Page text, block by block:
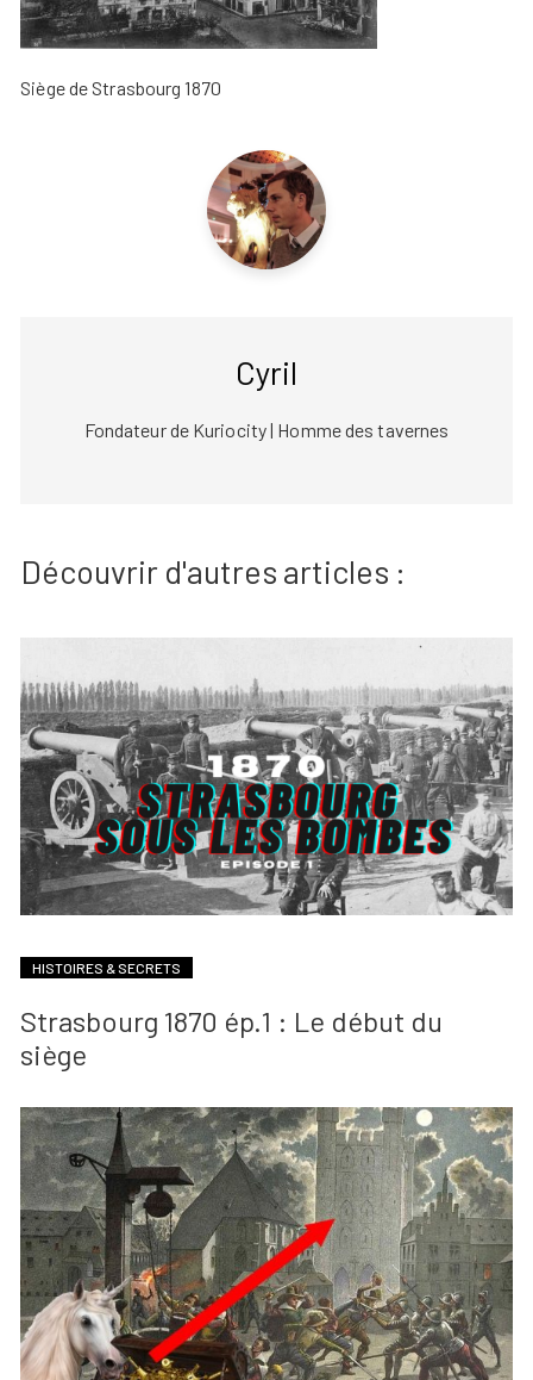
Siège de Strasbourg 1870
Cyril
Fondateur de Kuriocity | Homme des tavernes
Découvrir d'autres articles :
HISTOIRES & SECRETS
Strasbourg 1870 ép.1 : Le début du
siège